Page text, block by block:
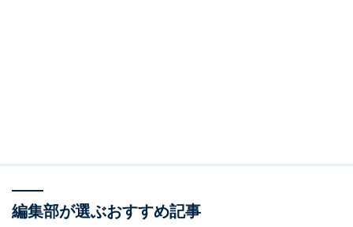
誰かに風邪をうつしてしまっても、フランス人は基本的
編集部が選ぶおすすめ記事